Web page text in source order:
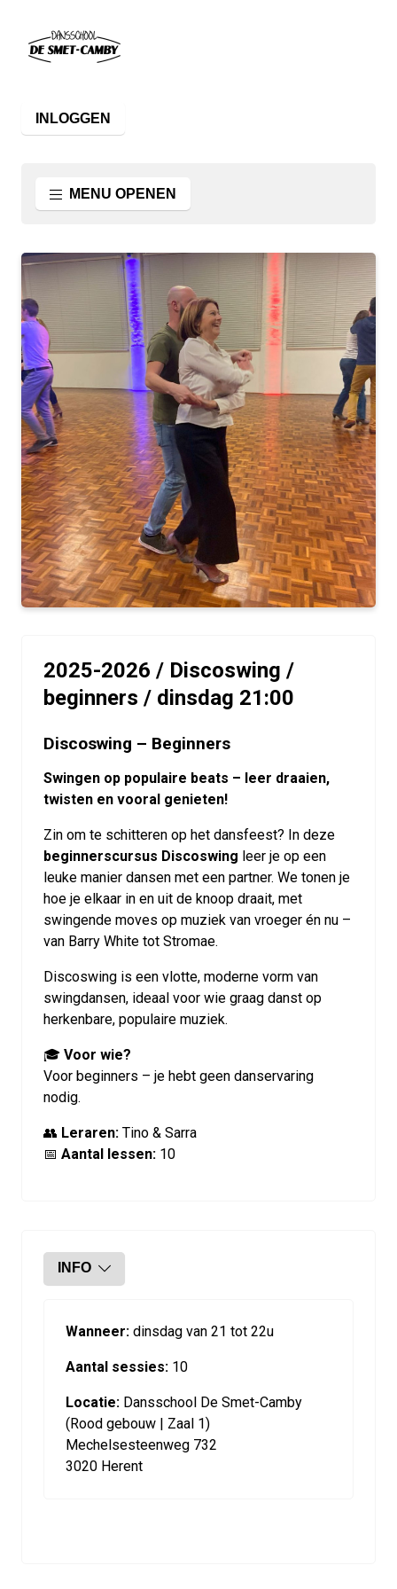
INLOGGEN
MENU OPENEN
2025-2026 / Discoswing /
beginners / dinsdag 21:00
Discoswing – Beginners
Swingen op populaire beats – leer draaien,
twisten en vooral genieten!
Zin om te schitteren op het dansfeest? In deze
beginnerscursus Discoswing leer je op een
leuke manier dansen met een partner. We tonen je
hoe je elkaar in en uit de knoop draait, met
swingende moves op muziek van vroeger én nu –
van Barry White tot Stromae.
Discoswing is een vlotte, moderne vorm van
swingdansen, ideaal voor wie graag danst op
herkenbare, populaire muziek.
🎓 Voor wie?
Voor beginners – je hebt geen danservaring
nodig.
👥 Leraren: Tino & Sarra
📅 Aantal lessen: 10
INFO
Wanneer: dinsdag van 21 tot 22u
Aantal sessies: 10
Locatie: Dansschool De Smet-Camby
(Rood gebouw | Zaal 1)
Mechelsesteenweg 732
3020 Herent